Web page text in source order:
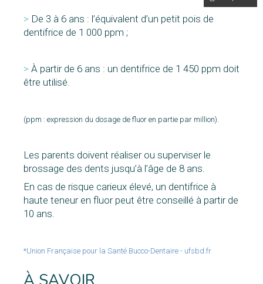
> De 3 à 6 ans : l’équivalent d’un petit pois de
dentifrice de 1 000 ppm ;
> À partir de 6 ans : un dentifrice de 1 450 ppm doit
être utilisé.
(ppm : expression du dosage de fluor en partie par million).
Les parents doivent réaliser ou superviser le
brossage des dents jusqu’à l’âge de 8 ans.
En cas de risque carieux élevé, un dentifrice à
haute teneur en fluor peut être conseillé à partir de
10 ans.
*Union Française pour la Santé Bucco-Dentaire - ufsbd.fr